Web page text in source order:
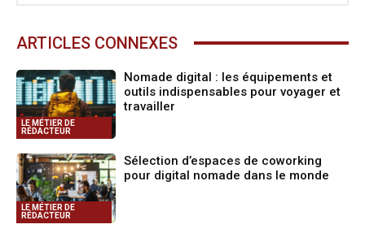
ARTICLES CONNEXES
LE MÉTIER DE
RÉDACTEUR
Nomade digital : les équipements et
outils indispensables pour voyager et
travailler
LE MÉTIER DE
RÉDACTEUR
Sélection d’espaces de coworking
pour digital nomade dans le monde